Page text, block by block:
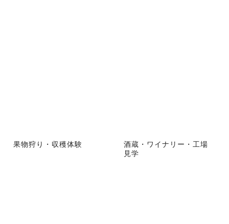
果物狩り・収穫体験
酒蔵・ワイナリー・工場
見学